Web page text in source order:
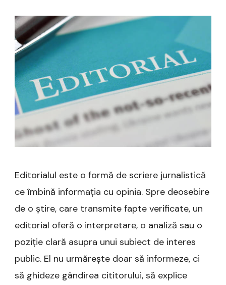
un
editorial
de
o
știre
Editorialul este o formă de scriere jurnalistică
ce îmbină informația cu opinia. Spre deosebire
de o știre, care transmite fapte verificate, un
editorial oferă o interpretare, o analiză sau o
poziție clară asupra unui subiect de interes
public. El nu urmărește doar să informeze, ci
să ghideze gândirea cititorului, să explice